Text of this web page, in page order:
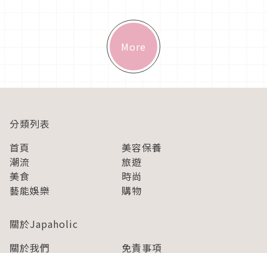
More
分類列表
首頁
美容保養
潮流
旅遊
美食
時尚
藝能娛樂
購物
關於Japaholic
關於我們
免責事項